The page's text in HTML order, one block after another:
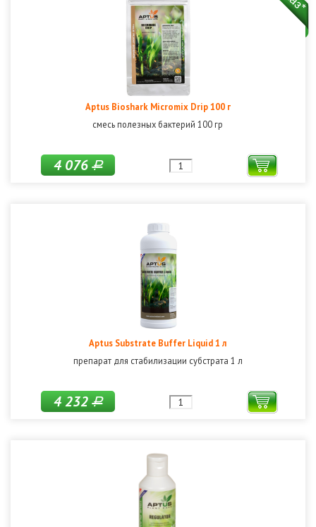
Aptus Bioshark Micromix Drip 100 г
смесь полезных бактерий 100 гр
4 076Р
Aptus Substrate Buffer Liquid 1 л
препарат для стабилизации субстрата 1 л
4 232Р